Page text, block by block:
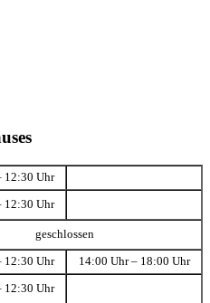
12:30 Uhr
12:30 Uhr
geschlossen
12:30 Uhr 14:00 Uhr – 18:00 Uhr
12:30 Uhr